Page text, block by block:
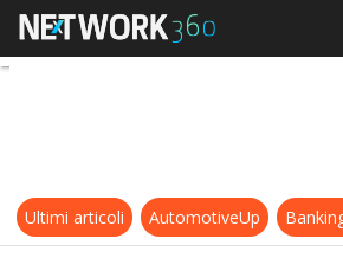
Crisi
Ultimi articoli AutomotiveUp